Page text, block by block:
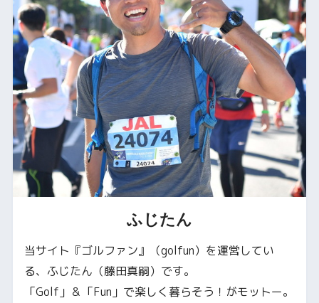
ふじたん
当サイト『ゴルファン』（golfun）を運営してい
る、ふじたん（藤田真嗣）です。
「Golf」＆「Fun」で楽しく暮らそう！がモットー。